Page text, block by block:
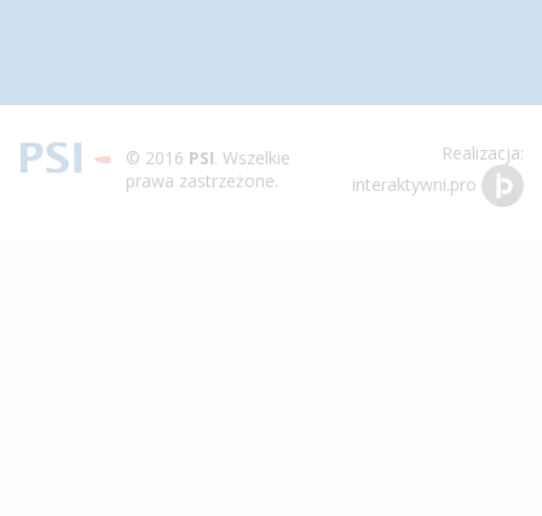
© 2016 PSI. Wszelkie
prawa zastrzeżone.
Realizacja:
interaktywni.pro